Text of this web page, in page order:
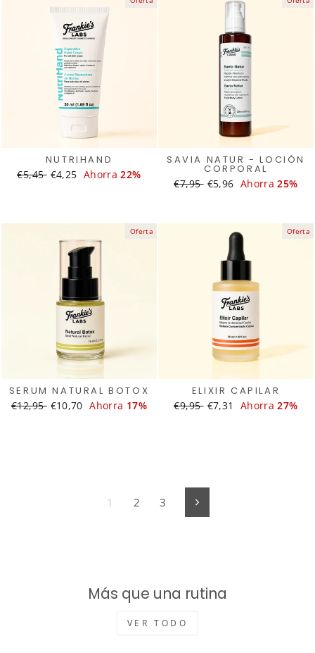
NUTRIHAND
Translation
€5,45 Translation
€4,25 Ahorra22%
SAVIA NATUR - LOCIÓN
CORPORAL
Translation
€7,95 Translation
€5,96 Ahorra25%
Oferta
SERUM NATURAL BOTOX
Translation
€12,95 Translation
€10,70 Ahorra 17%
Oferta
ELIXIR CAPILAR
Translation
€9,95 Translation
€7,31 Ahorra27%
1 2 3 Próximo
Más que una rutina
VER TODO